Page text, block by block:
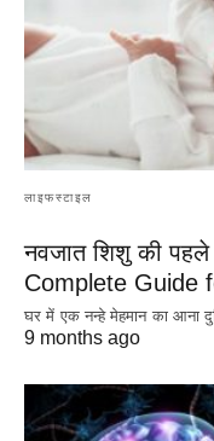
लाइफस्टाइल
नवजात शिशु की
Complete Guide
घर में एक नन्हे मेहमान का आना
9 months ago